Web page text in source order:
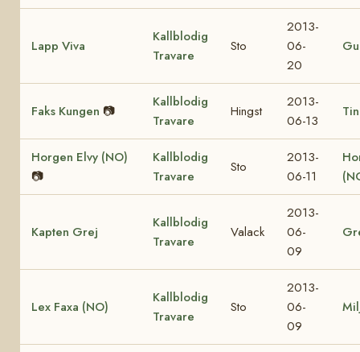
Lapp Viva
Kallblodig
Travare
Sto
2013-
06-
20
Faks Kungen 📷
Kallblodig
Travare
Hingst
2013-
06-13
Horgen Elvy (NO)
📷
Kallblodig
Travare
Sto
2013-
06-11
Kapten Grej
Kallblodig
Travare
Valack
2013-
06-
09
Lex Faxa (NO)
Kallblodig
Travare
Sto
2013-
06-
09